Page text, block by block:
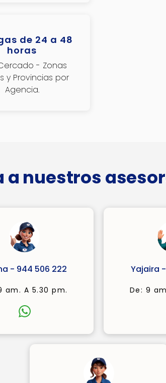
de 24 a 48
horas
- Zonas
y Provincias por
Agencia.
nuestros
- 944 506 222
am. A 5.30 pm.
Yajaira
De: 9